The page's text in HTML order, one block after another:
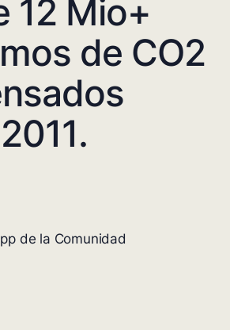
12 Mio+
de CO2
de la Comunidad